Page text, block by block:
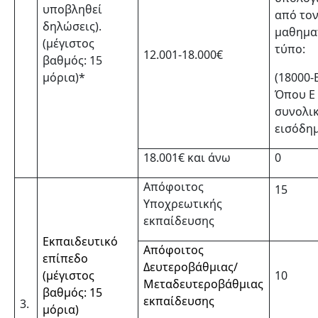
υποβληθεί
δηλώσεις).
(μέγιστος
βαθμός: 15
μόρια)*
12.001-18.000€
από
τύπο:
(18000-
Όπου Ε
18.001€ και άνω
0
3.
Εκπαιδευτικό
επίπεδο
(μέγιστος
βαθμός: 15
μόρια)
Απόφοιτος
Υποχρεωτικής
εκπαίδευσης
15
Απόφοιτος
Δευτεροβάθμιας/
Μεταδευτεροβάθμιας
εκπαίδευσης
10